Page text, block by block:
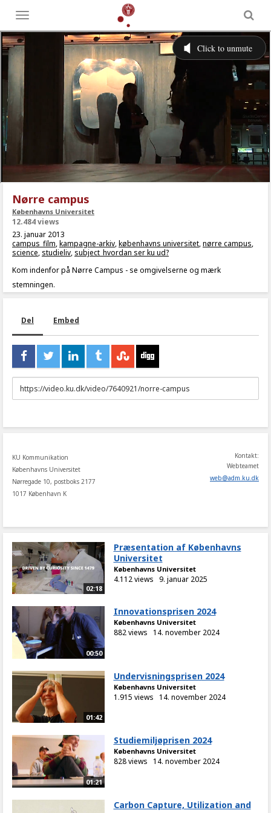
Toggle
menu
Nørre campus
Københavns Universitet
12.484 views
23. januar 2013
campus_film,kampagne-arkiv,københavns universitet,nørre campus,
science, studieliv, subject_hvordan ser ku ud?
Kom indenfor på Nørre Campus - se omgivelserne og mærk
stemningen.
Del Embed
URL
to
KU Kommunikation
Københavns Universitet
Nørregade 10, postboks 2177
1017 København K
Kontakt:
Webteamet
web@adm.ku.dk
02:18
Præsentation af Københavns
Universitet
Københavns Universitet
4.112 views 9. januar 2025
00:50
Innovationsprisen 2024
Københavns Universitet
882 views 14. november 2024
01:42
Undervisningsprisen 2024
Københavns Universitet
1.915 views 14. november 2024
01:21
Studiemiljøprisen 2024
Københavns Universitet
828 views 14. november 2024
Carbon Capture, Utilization and